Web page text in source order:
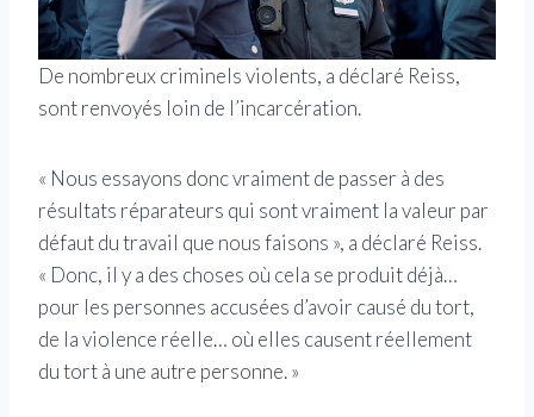
De nombreux criminels violents, a déclaré Reiss,
sont renvoyés loin de l’incarcération.
« Nous essayons donc vraiment de passer à des
résultats réparateurs qui sont vraiment la valeur par
défaut du travail que nous faisons », a déclaré Reiss.
« Donc, il y a des choses où cela se produit déjà…
pour les personnes accusées d’avoir causé du tort,
de la violence réelle… où elles causent réellement
du tort à une autre personne. »